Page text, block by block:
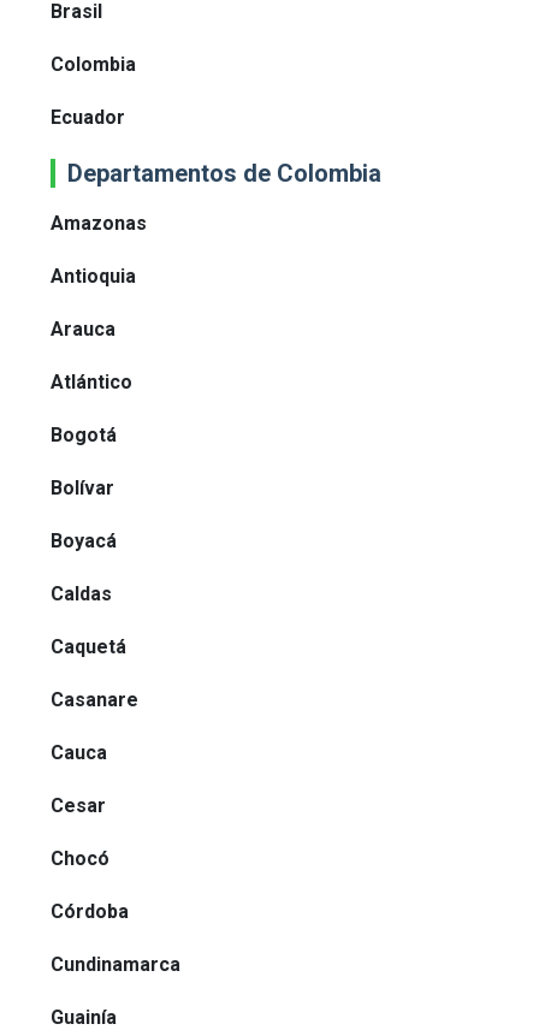
Brasil
Colombia
Ecuador
Departamentos de Colombia
Amazonas
Antioquia
Arauca
Atlántico
Bogotá
Bolívar
Boyacá
Caldas
Caquetá
Casanare
Cauca
Cesar
Chocó
Córdoba
Cundinamarca
Guainía